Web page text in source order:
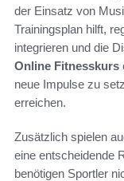
der Einsatz von
Trainingsplan hilft,
integrieren und die
Online Fitnesskurs
neue Impulse zu
erreichen.
Zusätzlich spielen
eine entscheidende
benötigen Sportler